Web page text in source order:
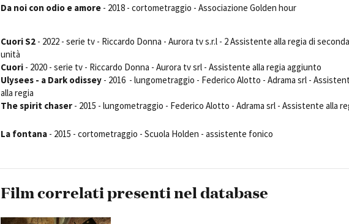
Da noi con odio e amore - 2018 - cortometraggio - Associazione Golden hour
Cuori S2- 2022 - serie tv - Riccardo Donna - Aurora tv s.r.l - 2 Assistente alla regia di seconda
unità
Cuori- 2020 - serie tv - Riccardo Donna - Aurora tv srl - Assistente alla regia aggiunto
Ulysees - a Dark odissey- 2016 - lungometraggio - Federico Alotto - Adrama srl -
alla regia
The spirit chaser- 2015 - lungometraggio - Federico Alotto - Adrama srl - Assistente alla
La fontana- 2015 - cortometraggio - Scuola Holden - assistente fonico
Film correlati presenti nel database